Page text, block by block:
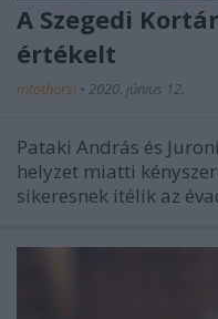
A Szegedi
értékelt
mtothorsi • 2020. június 12.
Pataki András és
helyzet miatti
sikeresnek ítélik az